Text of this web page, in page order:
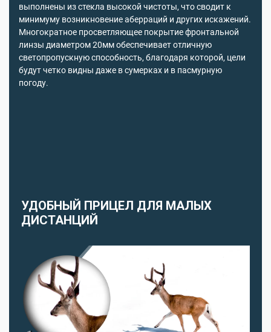
выполнены из стекла высокой чистоты, что сводит к
минимуму возникновение аберраций и других искажений.
Многократное просветляющее покрытие фронтальной
линзы диаметром 20мм обеспечивает отличную
светопропускную способность, благодаря которой, цели
будут четко видны даже в сумерках и в пасмурную
погоду.
УДОБНЫЙ ПРИЦЕЛ ДЛЯ МАЛЫХ
ДИСТАНЦИЙ